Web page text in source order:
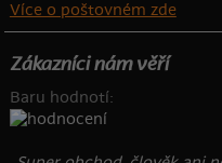
Více o poštovném zde
Zákazníci nám věří
Baru hodnotí: